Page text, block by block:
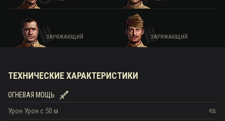
ЗАРЯЖАЮЩИЙ ЗАРЯЖАЮЩИЙ
ТЕХНИЧЕСКИЕ ХАРАКТЕРИСТИКИ
ОГНЕВАЯ МОЩЬ
ед.
Урон Урон c 50 м